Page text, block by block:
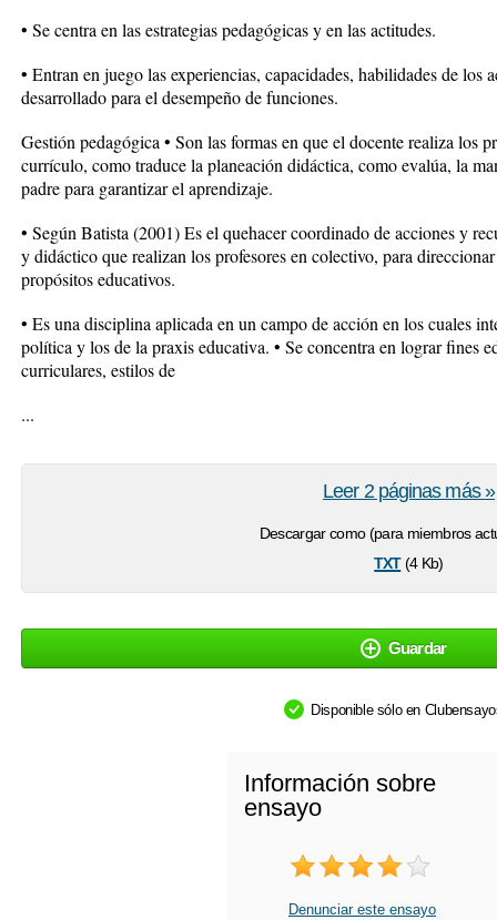
• Se centra en las estrategias pedagógicas y en las actitudes.
• Entran en juego las experiencias, capacidades, habilidades de los
desarrollado para el desempeño de funciones.
Gestión pedagógica • Son las formas en que el docente realiza los
currículo, como traduce la planeación didáctica, como evalúa, la
padre para garantizar el aprendizaje.
• Según Batista (2001) Es el quehacer coordinado de acciones y
y didáctico que realizan los profesores en colectivo, para
propósitos educativos.
• Es una disciplina aplicada en un campo de acción en los cuales
política y los de la praxis educativa. • Se concentra en lograr fines
curriculares, estilos de
...
Descargar como (para miembros
txt(4 Kb)
Leer 2 páginas más »
Guardar
Disponible sólo en
Información sobre
ensayo
Denunciar este ensayo